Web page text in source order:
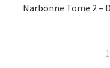
Narbonne Tome 2 –